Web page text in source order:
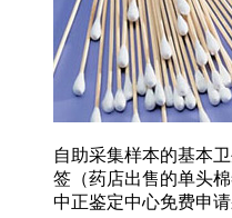
自助采集样本的基本
签（药店出售的单头
中正鉴定中心免费申请